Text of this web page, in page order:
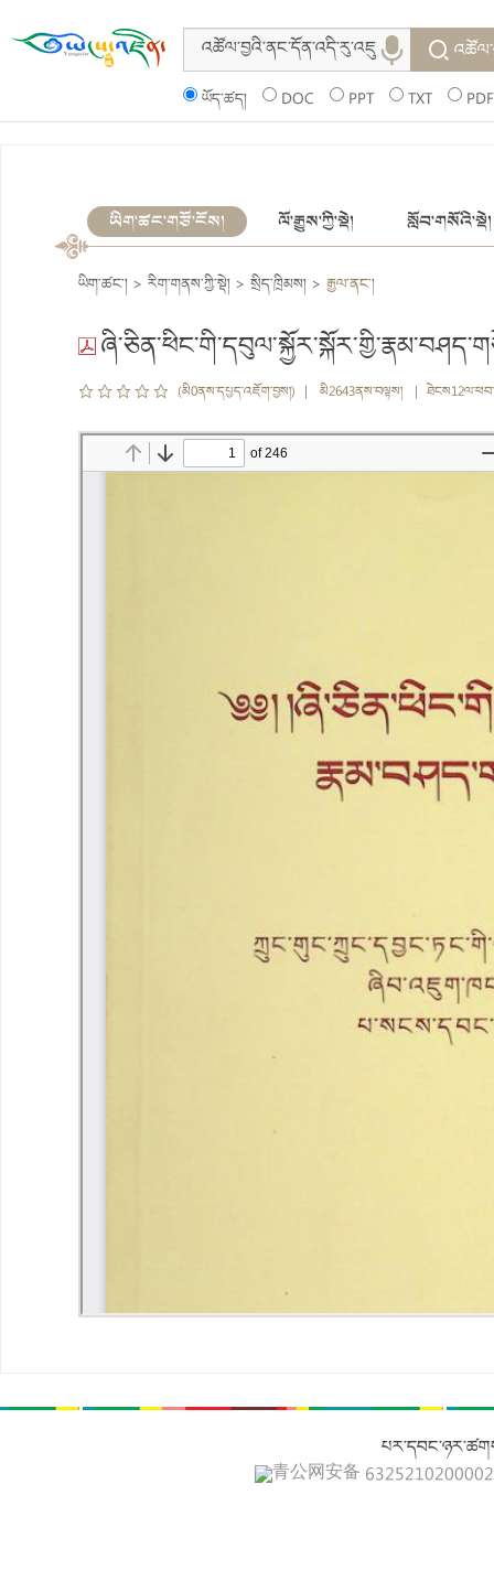
ཡོད་ཚད། DOC PPT TXT PDF
ཡིག་ཚང་གཙོ་ངོས། ལོ་རྒྱུས་ཀྱི་སྡེ། སློབ་གསོའི་སྡེ།
ཡིག་ཚང་། > རིག་གནས་ཀྱི་སྡེ། > སྲིད་ཁྲིམས། > རྒྱལ་ནང་།
(མི0ནས་དཔྱད་འཇོག་བྱས།) | མི2643ནས་བལྟས། |
青公网安备